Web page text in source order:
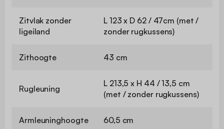
Zitvlak zonder
ligeiland
L 123 x D 62 / 47cm (met /
zonder rugkussens)
Zithoogte 43 cm
Rugleuning
L 213,5 x H 44 / 13,5 cm
(met / zonder rugkussens)
Armleuninghoogte 60,5 cm